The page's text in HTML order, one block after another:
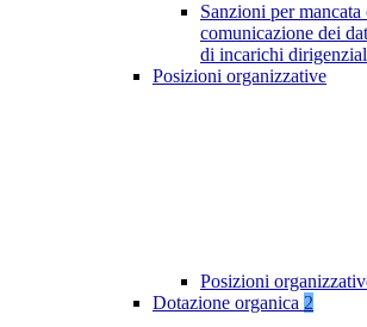
Sanzioni per
comunicazione dei
di incarichi
Posizioni organizzative
Posizioni
Dotazione organica 2